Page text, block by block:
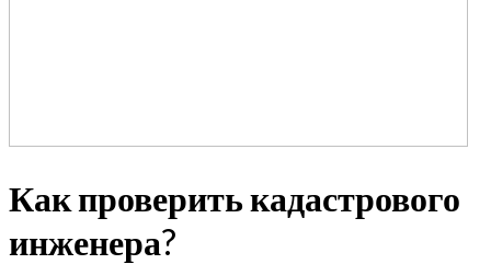
Как проверить кадастрового
инженера?